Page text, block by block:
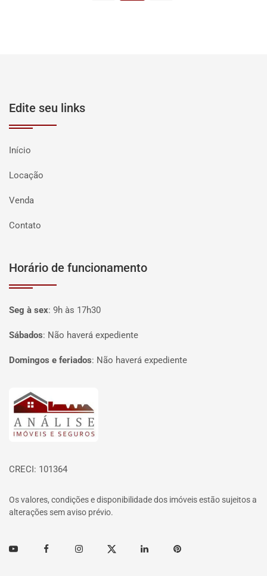
Edite seu links
Início
Locação
Venda
Contato
Horário de funcionamento
Seg à sex: 9h às 17h30
Sábados: Não haverá expediente
Domingos e feriados: Não haverá expediente
Página inicial
CRECI: 101364
Os valores, condições e disponibilidade dos imóveis estão sujeitos a
alterações sem aviso prévio.
Youtube FacebookInstagramTwitter Linkedin Pinterest